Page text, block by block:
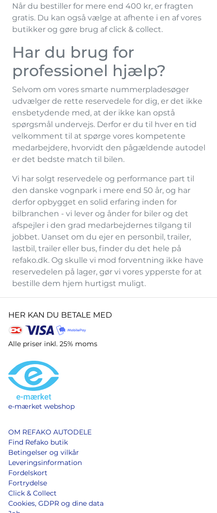
Når du bestiller for mere end 400 kr, er fragten
gratis. Du kan også vælge at afhente i en af vores
butikker og gøre brug af click & collect.
Har du brug for
professionel hjælp?
Selvom om vores smarte nummerpladesøger
udvælger de rette reservedele for dig, er det ikke
ensbetydende med, at der ikke kan opstå
spørgsmål undervejs. Derfor er du til hver en tid
velkomment til at spørge vores kompetente
medarbejdere, hvorvidt den pågældende autodel
er det bedste match til bilen.
Vi har solgt reservedele og performance part til
den danske vognpark i mere end 50 år, og har
derfor opbygget en solid erfaring inden for
bilbranchen - vi lever og ånder for biler og det
afspejler i den grad medarbejdernes tilgang til
jobbet. Uanset om du ejer en personbil, trailer,
lastbil, trailer eller bus, finder du det hele på
refako.dk. Og skulle vi mod forventning ikke have
reservedelen på lager, gør vi vores ypperste for at
bestille dem hjem hurtigst muligt.
HER KAN DU BETALE MED
Alle priser inkl. 25% moms
e-mærket webshop
OM REFAKO AUTODELE
Find Refako butik
Betingelser og vilkår
Leveringsinformation
Fordelskort
Fortrydelse
Click & Collect
Cookies, GDPR og dine data